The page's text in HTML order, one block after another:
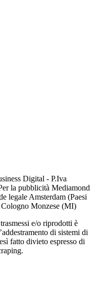
Digital - P.Iva
la pubblicità Mediamond
legale Amsterdam (Paesi
Monzese (MI)
e/o riprodotti è
di sistemi di
fatto divieto espresso di